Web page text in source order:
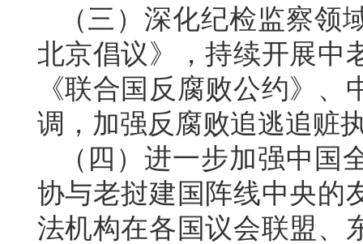
（三）深化纪检监察
北京倡议》，持续开展中
《联合国反腐败公约》
调，加强反腐败追逃追赃
（四）进一步加强中
协与老挝建国阵线中央的
法机构在各国议会联盟、